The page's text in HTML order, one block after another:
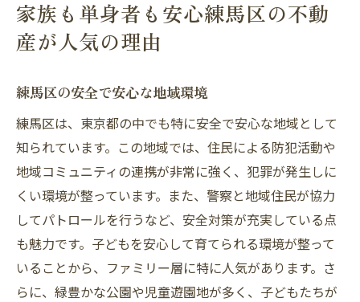
家族も単身者も安心練馬区の不動
産が人気の理由
練馬区の安全で安心な地域環境
練馬区は、東京都の中でも特に安全で安心な地域として
知られています。この地域では、住民による防犯活動や
地域コミュニティの連携が非常に強く、犯罪が発生しに
くい環境が整っています。また、警察と地域住民が協力
してパトロールを行うなど、安全対策が充実している点
も魅力です。子どもを安心して育てられる環境が整って
いることから、ファミリー層に特に人気があります。さ
らに、緑豊かな公園や児童遊園地が多く、子どもたちが